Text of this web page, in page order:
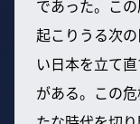
であった。こ
起こりうる次
い日本を立て
がある。この